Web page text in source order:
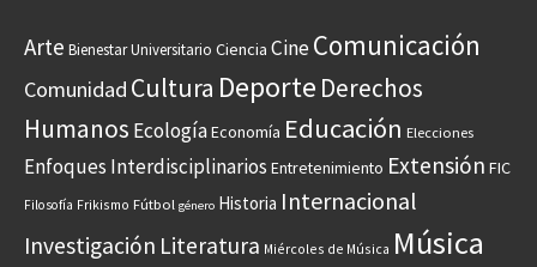
Arte Bienestar Universitario Ciencia CineComunicación
Comunidad Cultura Deporte Derechos
Humanos EcologíaEconomía Educación Elecciones
Enfoques Interdisciplinarios Entretenimiento Extensión FIC
Filosofía Frikismo Fútbol género Historia Internacional
Investigación Literatura Miércoles de Música Música